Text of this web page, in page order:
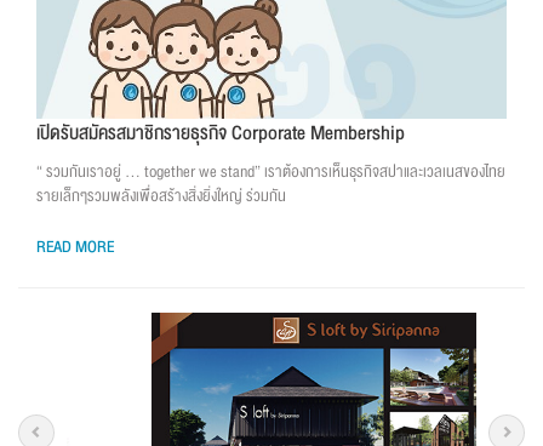
เปิดรับสมัครสมาชิกรายธุรกิจ Corporate Membership
“ รวมกันเราอยู่ … together we stand” เราต้องการเห็นธุรกิจสปาและเวลเนสของไทย
รายเล็กๆรวมพลังเพื่อสร้างสิ่งยิ่งใหญ่ ร่วมกัน
READ MORE